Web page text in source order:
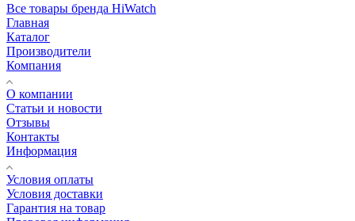
Все товары бренда HiWatch
Главная
Каталог
Производители
Компания
О компании
Статьи и новости
Отзывы
Контакты
Информация
Условия оплаты
Условия доставки
Гарантия на товар